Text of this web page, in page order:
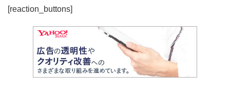
[reaction_buttons]